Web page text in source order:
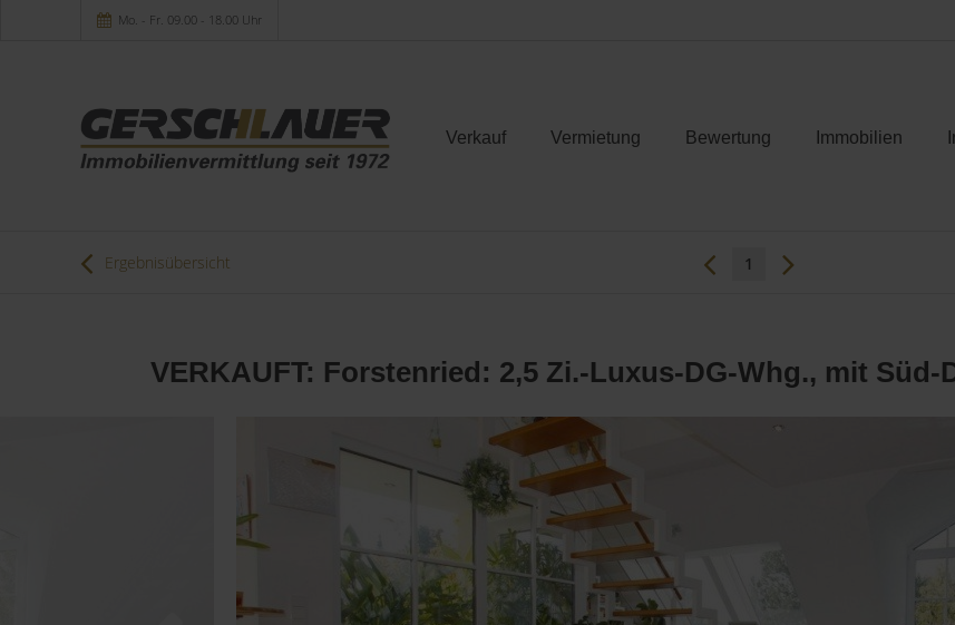
Mo. - Fr. 09.00 - 18.00 Uhr
Verkauf Vermietung Bewertung Immobilien
Ergebnisübersicht 1
VERKAUFT: Forstenried: 2,5 Zi.-Luxus-DG-Whg., mit